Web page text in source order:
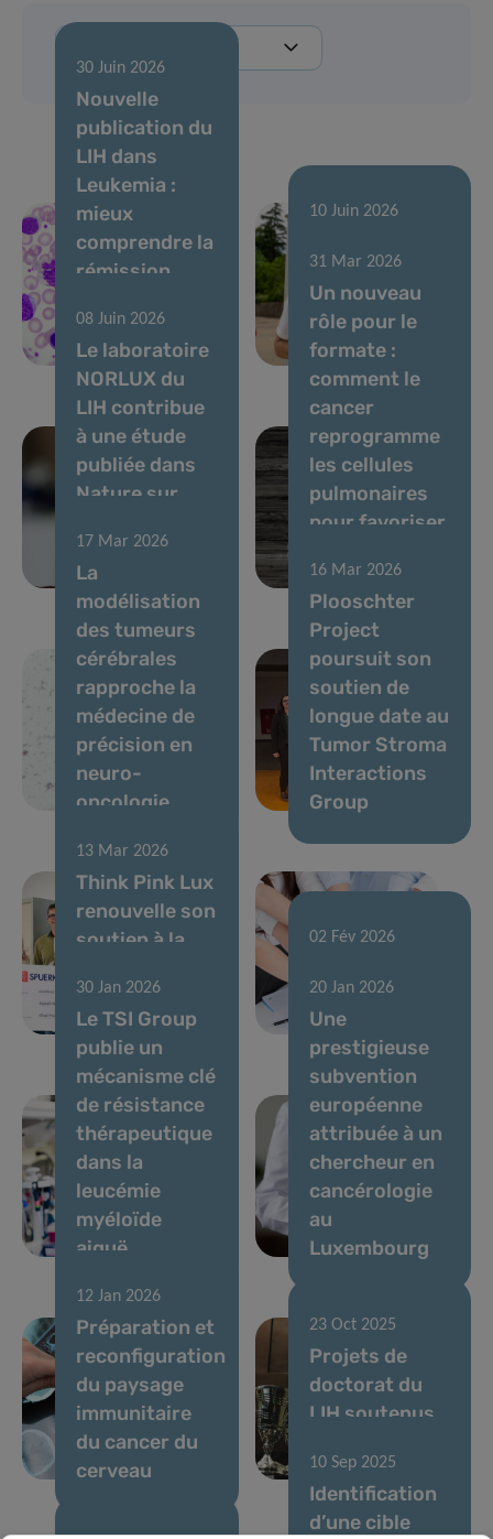
30 Juin 2026
Nouvelle
publication du
LIH dans
Leukemia :
mieux
comprendre la
rémission
traitement
dans la LMC
10 Juin 2026
soutenir la
recherche
contre le
cancer
08 Juin 2026
Le laboratoire
NORLUX du
LIH contribue
à une étude
publiée dans
Nature sur
tumeurs
cérébrales
31 Mar 2026
Un nouveau
rôle pour le
formate :
comment le
cancer
reprogramme
les cellules
pulmonaires
pour favoriser
métastases
17 Mar 2026
La
modélisation
des tumeurs
cérébrales
rapproche la
médecine de
précision en
neuro-
oncologie
16 Mar 2026
Plooschter
Project
poursuit son
soutien de
longue date au
Tumor Stroma
Interactions
Group
13 Mar 2026
Think Pink Lux
renouvelle son
soutien à la
contre le
cancer au LIH
02 Fév 2026
l’appel CORE
FNR 2025
30 Jan 2026
Le TSI Group
publie un
mécanisme clé
de résistance
thérapeutique
dans la
leucémie
myéloïde
aiguë
20 Jan 2026
Une
prestigieuse
subvention
européenne
attribuée à un
chercheur en
cancérologie
au
Luxembourg
12 Jan 2026
Préparation et
reconfiguration
du paysage
immunitaire
du cancer du
cerveau
23 Oct 2025
Projets de
doctorat du
LIH soutenus
du Pélican
10 Sep 2025
Identification
d’une cible